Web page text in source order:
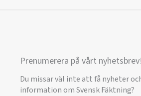
Prenumerera på vårt nyhetsbrev!
Du missar väl inte att få nyheter
information om Svensk Fäktning?